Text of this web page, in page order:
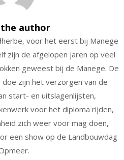
author
voor het eerst bij Manege
zijn de afgelopen jaren op veel
geweest bij de Manege. De
doe zijn het verzorgen van de
start- en uitslagenlijsten,
voor het diploma rijden,
zich weer voor mag doen,
een show op de Landbouwdag